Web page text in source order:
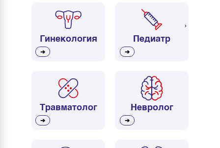
Невролог
➔
Травматолог
➔
Педиатр
➔
Гинекология
➔